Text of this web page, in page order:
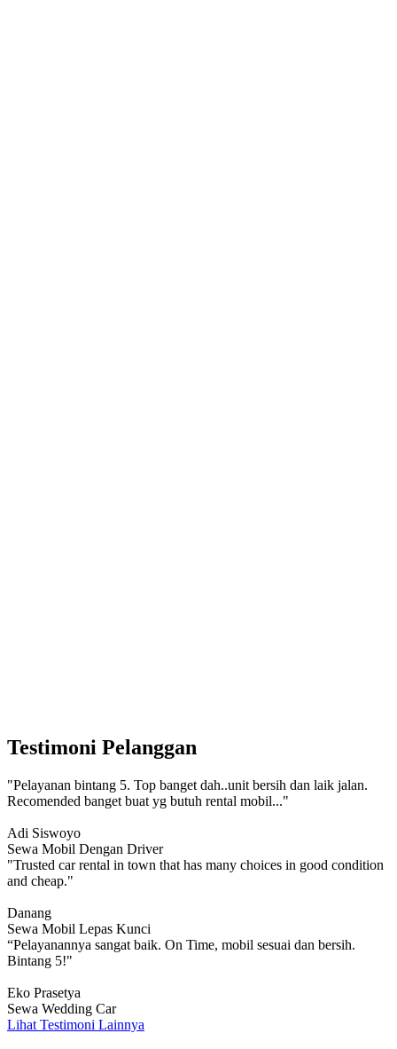
Testimoni Pelanggan
"Pelayanan bintang 5. Top banget dah..unit bersih dan laik jalan.
Recomended banget buat yg butuh rental mobil..."
Adi Siswoyo
Sewa Mobil Dengan Driver
"Trusted car rental in town that has many choices in good condition
and cheap."
Danang
Sewa Mobil Lepas Kunci
“Pelayanannya sangat baik. On Time, mobil sesuai dan bersih.
Bintang 5!"
Eko Prasetya
Sewa Wedding Car
Lihat Testimoni Lainnya